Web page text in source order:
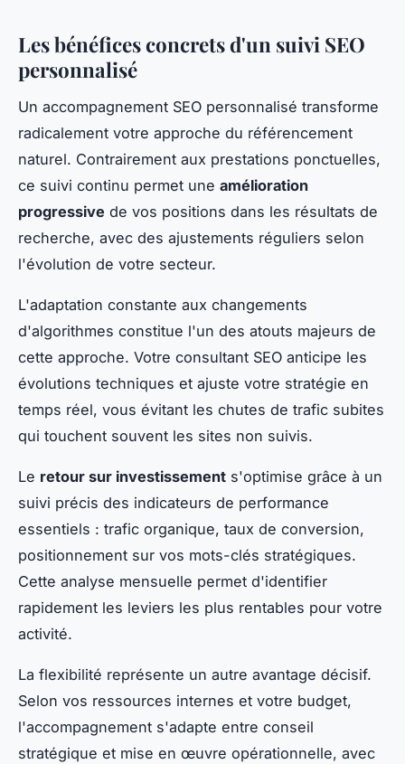
Les bénéfices concrets d'un suivi SEO
personnalisé
Un accompagnement SEO personnalisé transforme
radicalement votre approche du référencement
naturel. Contrairement aux prestations ponctuelles,
ce suivi continu permet une amélioration
progressive de vos positions dans les résultats de
recherche, avec des ajustements réguliers selon
l'évolution de votre secteur.
L'adaptation constante aux changements
d'algorithmes constitue l'un des atouts majeurs de
cette approche. Votre consultant SEO anticipe les
évolutions techniques et ajuste votre stratégie en
temps réel, vous évitant les chutes de trafic subites
qui touchent souvent les sites non suivis.
Le retour sur investissement s'optimise grâce à un
suivi précis des indicateurs de performance
essentiels : trafic organique, taux de conversion,
positionnement sur vos mots-clés stratégiques.
Cette analyse mensuelle permet d'identifier
rapidement les leviers les plus rentables pour votre
activité.
La flexibilité représente un autre avantage décisif.
Selon vos ressources internes et votre budget,
l'accompagnement s'adapte entre conseil
stratégique et mise en œuvre opérationnelle, avec